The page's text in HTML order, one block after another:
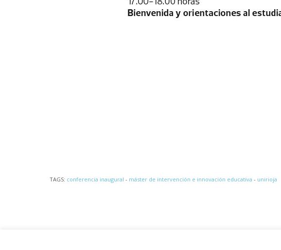
TAGS: conferencia inaugural - máster de intervención e innovación educativa - unirioja